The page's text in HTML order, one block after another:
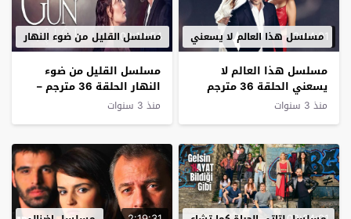
2:04:01
مسلسل هذا العالم لا يسعني
مسلسل هذا العالم لا
يسعني الحلقة 36 مترجم
منذ 3 سنوات
02:19:54
مسلسل القليل من ضوء النهار
مسلسل القليل من ضوء
النهار الحلقة 36 مترجم –
الاخيرة
منذ 3 سنوات